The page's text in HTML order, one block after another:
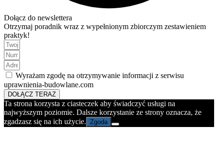
Dołącz do newslettera
Otrzymaj poradnik wraz z wypełnionym zbiorczym zestawieniem
praktyk!
Wyrażam zgodę na otrzymywanie informacji z serwisu
uprawnienia-budowlane.com
DOŁĄCZ TERAZ
Ta strona korzysta z ciasteczek aby świadczyć usługi na
najwyższym poziomie. Dalsze korzystanie ze strony oznacza, że
zgadzasz się na ich użycie. Zgoda